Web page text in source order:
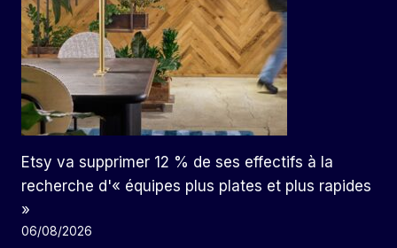
Etsy va supprimer 12 % de ses effectifs à la
recherche d'« équipes plus plates et plus rapides
»
06/08/2026